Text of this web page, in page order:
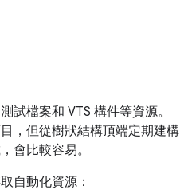
試檔案和 VTS 構件等資源。
，但從樹狀結構頂端定期建構
會比較容易。
自動化資源：